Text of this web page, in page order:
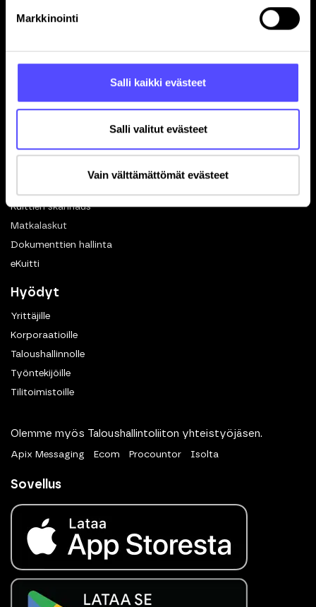
Markkinointi
Salli kaikki evästeet
Salli valitut evästeet
Vain välttämättömät evästeet
Tilitoimistoille
Ohjelmistokumppanuus
In English
Kuittien skannaus
Matkalaskut
Dokumenttien hallinta
eKuitti
Hyödyt
Yrittäjille
Korporaatioille
Taloushallinnolle
Työntekijöille
Tilitoimistoille
Olemme myös Taloushallintoliiton yhteistyöjäsen.
Apix Messaging Ecom Procountor Isolta
Sovellus